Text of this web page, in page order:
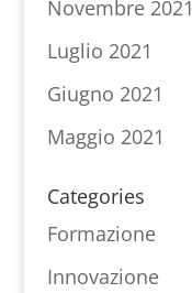
Novembre 2021
Luglio 2021
Giugno 2021
Maggio 2021
Categories
Formazione
Innovazione